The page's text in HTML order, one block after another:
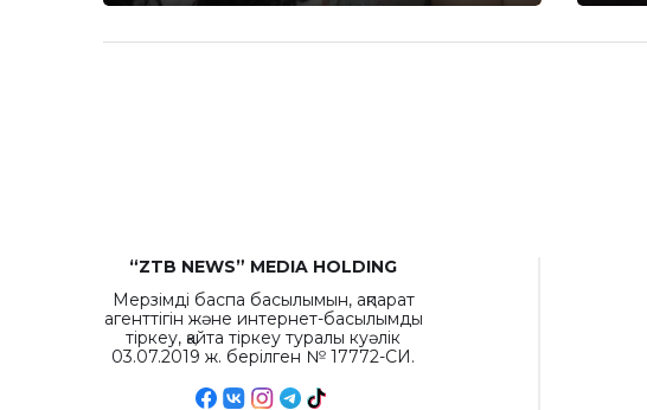
“ZTB NEWS” MEDIA HOLDING
Мерзімді баспа басылымын, ақпарат
агенттігін және интернет-басылымды
тіркеу, қайта тіркеу туралы куәлік
03.07.2019 ж. берілген № 17772-СИ.